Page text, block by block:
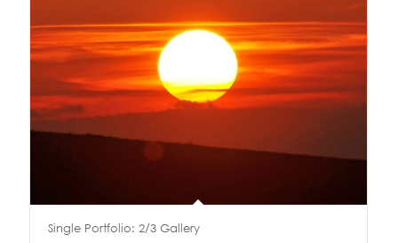
Single Portfolio: 2/3 Gallery